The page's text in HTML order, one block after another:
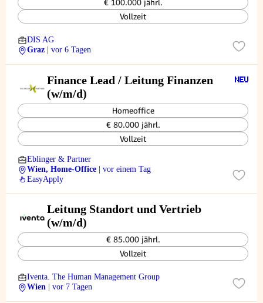
€ 100.000 jährl.
Vollzeit
DIS AG
Graz
| vor 6 Tagen
Finance Lead / Leitung Finanzen
(w/m/d)
Homeoffice
€ 80.000 jährl.
Vollzeit
Eblinger & Partner
Wien, Home-Office
| vor einem Tag
EasyApply
Leitung Standort und Vertrieb
(w/m/d)
€ 85.000 jährl.
Vollzeit
Iventa. The Human Management Group
Wien
| vor 7 Tagen